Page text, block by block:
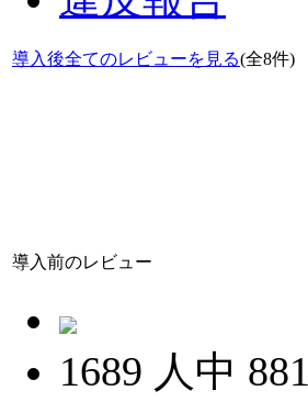
導入後全てのレビューを見る(全8件)
導入前のレビュー
1689 人中 881